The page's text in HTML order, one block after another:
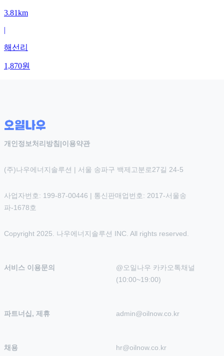
3.81km
|
해선리
1,870원
개인정보처리방침 |이용약관
(주)나우에너지솔루션 | 서울 송파구 백제고분로27길 24-5
사업자번호: 199-87-00446 | 통신판매업번호: 2017-서울송
파-1678호
Copyright 2025. 나우에너지솔루션 INC. All rights reserved.
서비스 이용문의
@오일나우 카카오톡채널
(10:00~19:00)
파트너십, 제휴 admin@oilnow.co.kr
채용 hr@oilnow.co.kr